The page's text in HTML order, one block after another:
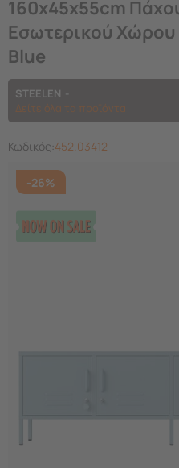
-26%
160x45x55cm
Εσωτερικού Χώρου
Blue
STEELEN
Δείτε όλα τα προϊόντα
Κωδικός:452.03412